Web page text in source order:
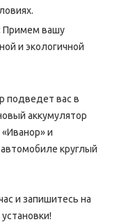
Примем вашу
и экологичной
подведет вас в
аккумулятор
и
круглый
и запишитесь на